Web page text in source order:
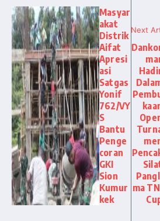
Masyar
akat
Distrik
Aifat
Apresi
asi
Satgas
Yonif
762/VY
S
Bantu
Penge
coran
GKI
Sion
Kumur
kek
Next
ma